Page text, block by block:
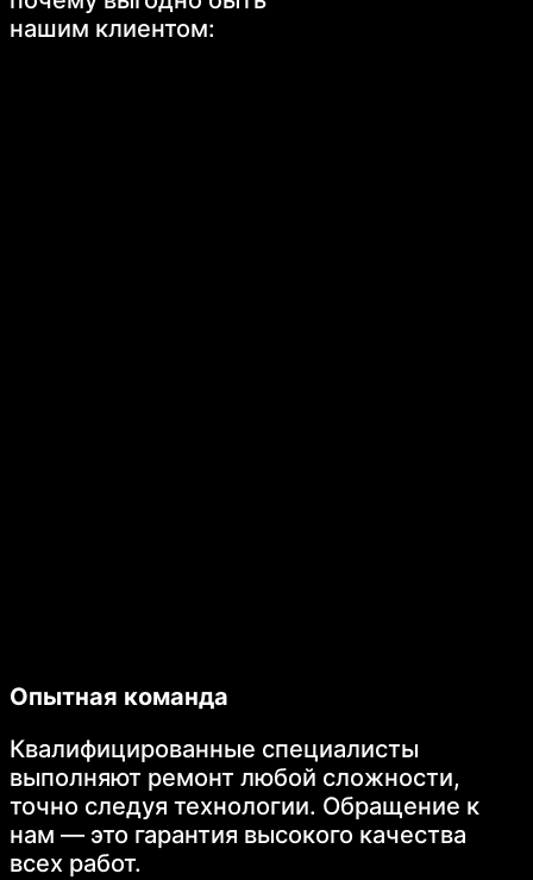
нашим клиентом:
Опытная команда
Квалифицированные специалисты
выполняют ремонт любой сложности,
точно следуя технологии. Обращение к
нам — это гарантия высокого качества
всех работ.